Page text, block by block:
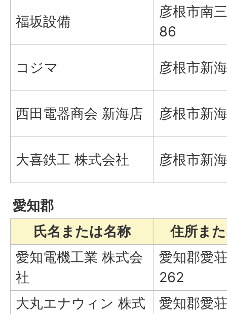
福坂設備
彦根市南
86
コジマ 彦根市新
西田電器商会 新海店 彦根市新
大喜鉄工 株式会社 彦根市新
愛知郡
氏名または名称
住所ま
愛知電機工業 株式会
社
愛知郡愛
262
大丸エナウィン 株式
愛知郡愛